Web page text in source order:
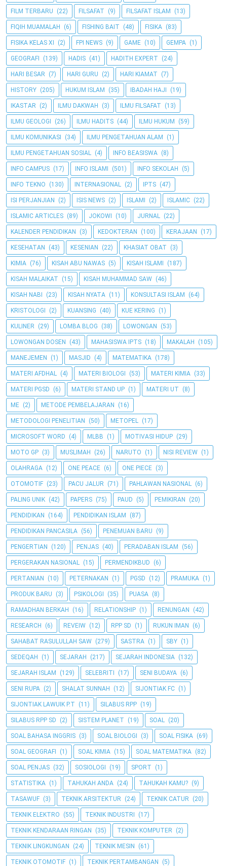
FILM TERBARU (22) FILSAFAT (9) FILSAFAT ISLAM (13)
FIQIH MUAMALAH (6) FISHING BAIT (48) FISIKA (83)
FISIKA KELAS XI (2) FPI NEWS (9) GAME (10) GEMPA (1)
GEOGRAFI (139) HADIS (41) HADITH EXPERT (24)
HARI BESAR (7) HARI GURU (2) HARI KIAMAT (7)
HISTORY (205) HUKUM ISLAM (35) IBADAH HAJI (19)
IKASTAR (2) ILMU DAKWAH (3) ILMU FILSAFAT (13)
ILMU GEOLOGI (26) ILMU HADITS (44) ILMU HUKUM (59)
ILMU KOMUNIKASI (34) ILMU PENGETAHUAN ALAM (1)
ILMU PENGETAHUAN SOSIAL (4) INFO BEASISWA (8)
INFO CAMPUS (17) INFO ISLAMI (501) INFO SEKOLAH (5)
INFO TEKNO (130) INTERNASIONAL (2) IPTS (47)
ISI PERJANJIAN (2) ISIS NEWS (2) ISLAMI (2) ISLAMIC (22)
ISLAMIC ARTICLES (89) JOKOWI (10) JURNAL (22)
KALENDER PENDIDIKAN (3) KEDOKTERAN (100) KERAJAAN (17)
KESEHATAN (43) KESENIAN (22) KHASIAT OBAT (3)
KIMIA (76) KISAH ABU NAWAS (5) KISAH ISLAMI (187)
KISAH MALAIKAT (15) KISAH MUHAMMAD SAW (46)
KISAH NABI (23) KISAH NYATA (11) KONSULTASI ISLAM (64)
KRISTOLOGI (2) KUANSING (40) KUE KERING (1)
KULINER (29) LOMBA BLOG (38) LOWONGAN (53)
LOWONGAN DOSEN (43) MAHASISWA IPTS (18) MAKALAH (105)
MANEJEMEN (1) MASJID (4) MATEMATIKA (178)
MATERI AFDHAL (4) MATERI BIOLOGI (53) MATERI KIMIA (33)
MATERI PGSD (6) MATERI STAND UP (1) MATERI UT (8)
ME (2) METODE PEMBELAJARAN (16)
METODOLOGI PENELITIAN (50) METOPEL (17)
MICROSOFT WORD (4) MLBB (1) MOTIVASI HIDUP (29)
MOTO GP (3) MUSLIMAH (26) NARUTO (1) NISI REVIEW (1)
OLAHRAGA (12) ONE PEACE (6) ONE PIECE (3)
OTOMOTIF (23) PACU JALUR (71) PAHLAWAN NASIONAL (6)
PALING UNIK (42) PAPERS (75) PAUD (5) PEMIKIRAN (20)
PENDIDIKAN (164) PENDIDIKAN ISLAM (87)
PENDIDIKAN PANCASILA (56) PENEMUAN BARU (9)
PENGERTIAN (120) PENJAS (40) PERADABAN ISLAM (56)
PERGERAKAN NASIONAL (15) PERMENDIKBUD (6)
PERTANIAN (10) PETERNAKAN (1) PGSD (12) PRAMUKA (1)
PRODUK BARU (3) PSIKOLOGI (35) PUASA (8)
RAMADHAN BERKAH (16) RELATIONSHIP (1) RENUNGAN (42)
RESEARCH (6) REVEIW (12) RPP SD (1) RUKUN IMAN (6)
SAHABAT RASULULLAH SAW (279) SASTRA (1) SBY (1)
SEDEQAH (1) SEJARAH (217) SEJARAH INDONESIA (132)
SEJARAH ISLAM (129) SELEBRITI (17) SENI BUDAYA (6)
SENI RUPA (2) SHALAT SUNNAH (12) SIJONTIAK FC (1)
SIJONTIAK LAWUIK P.T (11) SILABUS RPP (19)
SILABUS RPP SD (2) SISTEM PLANET (19) SOAL (20)
SOAL BAHASA INGGRIS (3) SOAL BIOLOGI (3) SOAL FISIKA (69)
SOAL GEOGRAFI (1) SOAL KIMIA (15) SOAL MATEMATIKA (82)
SOAL PENJAS (32) SOSIOLOGI (19) SPORT (1)
STATISTIKA (1) TAHUKAH ANDA (24) TAHUKAH KAMU? (9)
TASAWUF (3) TEKNIK ARSITEKTUR (24) TEKNIK CATUR (20)
TEKNIK ELEKTRO (55) TEKNIK INDUSTRI (17)
TEKNIK KENDARAAN RINGAN (35) TEKNIK KOMPUTER (2)
TEKNIK LINGKUNGAN (24) TEKNIK MESIN (61)
TEKNIK OTOMOTIF (1) TEKNIK PERTAMBANGAN (5)